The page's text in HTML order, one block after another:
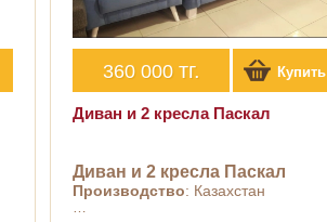
360 000 тг. Купить
Диван и 2 кресла Паскал
Диван и 2 кресла Паскал
Производство: Казахстан
…